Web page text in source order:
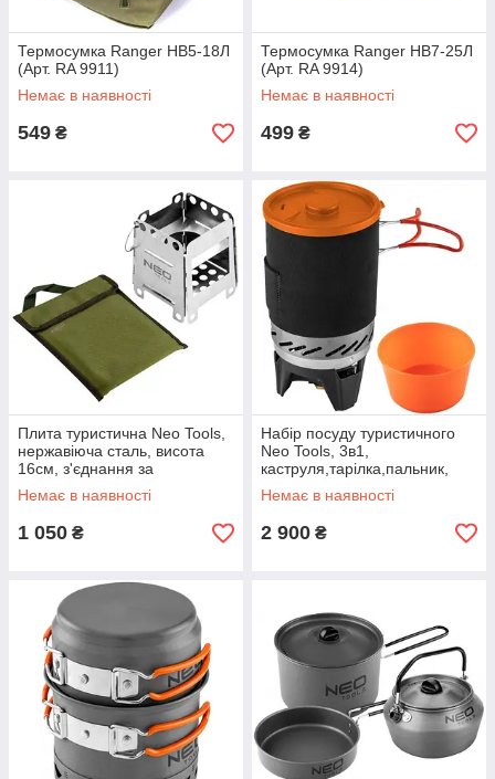
Термосумка Ranger HB5-18Л
(Арт. RA 9911)
Немає в наявності
549 ₴
Термосумка Ranger HB7-25Л
(Арт. RA 9914)
Немає в наявності
499 ₴
Плита туристична Neo Tools,
нержавіюча сталь, висота
16см, з'єднання за
допомогою одного штифта,
0.37кг
Немає в наявності
1 050 ₴
Набір посуду туристичного
Neo Tools, 3в1,
каструля,тарілка,пальник,
п’єзозапалювання,
сертифікат LFGB, чохол
Немає в наявності
2 900 ₴